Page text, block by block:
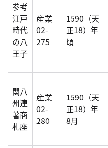
参考
江戸
時代
の八
王子
産業
02-
275
1590（天
正18）年
頃
関八
州連
著商
札座
産業
02-
280
1590（天
正18）年
8月